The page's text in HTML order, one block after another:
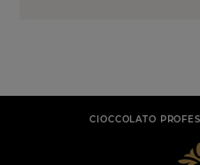
CIOCCOLATO